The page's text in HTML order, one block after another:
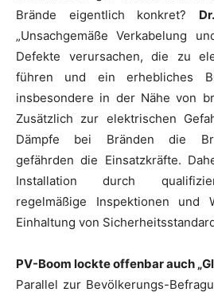
Brände eigentlich konkret?
„Unsachgemäße Verkabelung
Defekte verursachen, die zu
führen und ein erhebliches
insbesondere in der Nähe von
Zusätzlich zur elektrischen
Dämpfe bei Bränden die
gefährden die Einsatzkräfte.
Installation durch
regelmäßige Inspektionen und
Einhaltung von
PV-Boom lockte offenbar auch
Parallel zur Bevölkerungs-